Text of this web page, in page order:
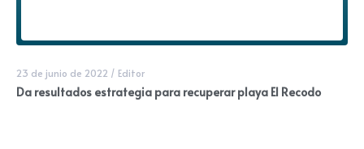
23 de junio de 2022 / Editor
Da resultados estrategia para recuperar playa El Recodo